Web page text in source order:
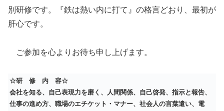
別研修です。『鉄は熱い内に打て』の格言どおり、最初が
肝心です。
ご参加を心よりお待ち申し上げます。
☆研 修 内 容☆
会社を知る、自己表現力を磨く、人間関係、自己啓発、指示と報告、
仕事の進め方、職場のエチケット・マナー、社会人の言葉遣い、電